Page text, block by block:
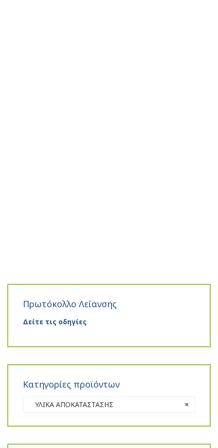
Πρωτόκολλο Λείανσης
Δείτε τις οδηγίες
Κατηγορίες προϊόντων
×
ΥΛΙΚΑ ΑΠΟΚΑΤΑΣΤΑΣΗΣ